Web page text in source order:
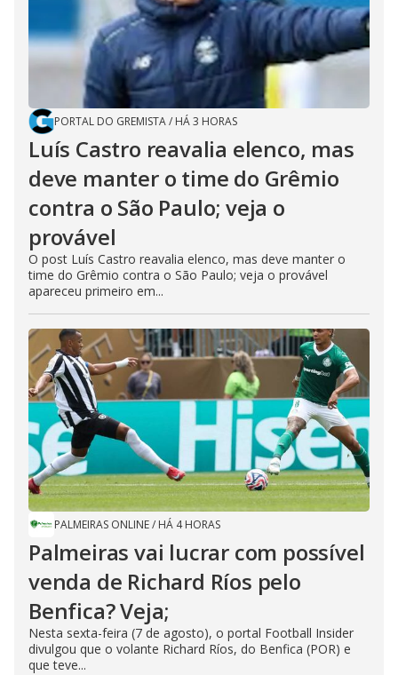
PORTAL DO GREMISTA/ HÁ 3 HORAS
Luís Castro reavalia elenco, mas
deve manter o time do Grêmio
contra o São Paulo; veja o
provável
O post Luís Castro reavalia elenco, mas deve manter o
time do Grêmio contra o São Paulo; veja o provável
apareceu primeiro em...
PALMEIRAS ONLINE/ HÁ 4 HORAS
Palmeiras vai lucrar com possível
venda de Richard Ríos pelo
Benfica? Veja;
Nesta sexta-feira (7 de agosto), o portal Football Insider
divulgou que o volante Richard Ríos, do Benfica (POR) e
que teve...